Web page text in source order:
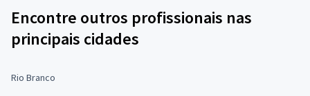
Encontre outros profissionais nas
principais cidades
Rio Branco